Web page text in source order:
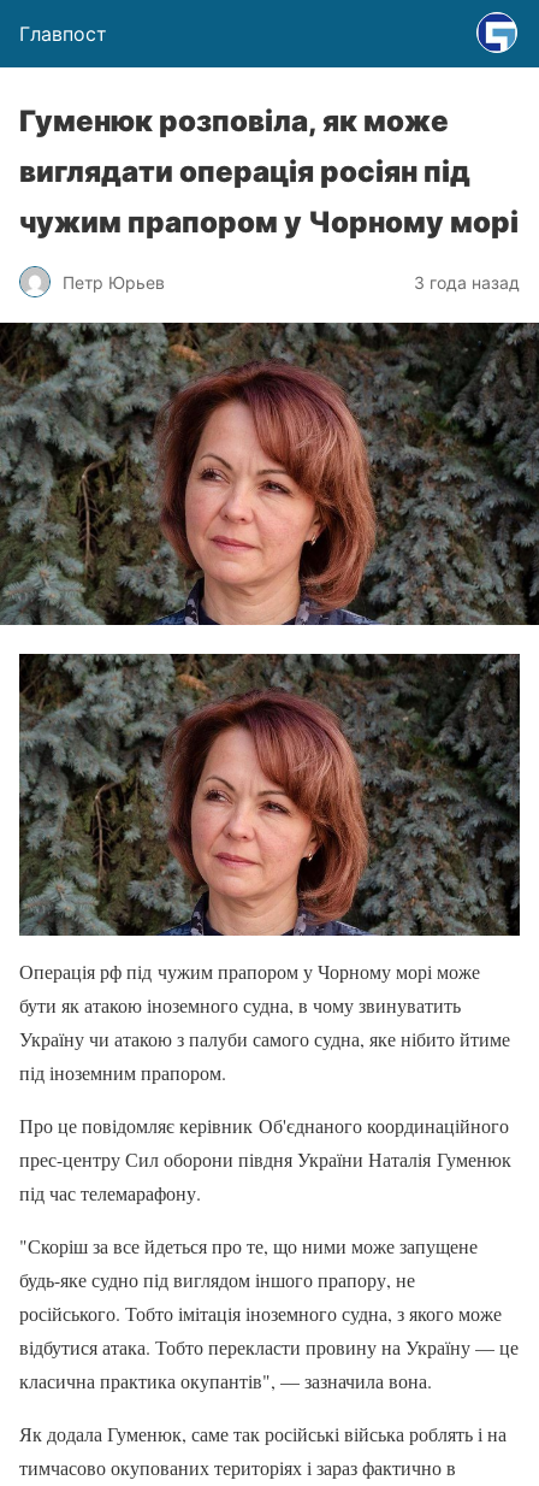
Главпост
Гуменюк розповіла, як може
виглядати операція росіян під
чужим прапором у Чорному морі
Петр Юрьев 3 года назад
Операція рф під чужим прапором у Чорному морі може
бути як атакою іноземного судна, в чому звинуватить
Україну чи атакою з палуби самого судна, яке нібито йтиме
під іноземним прапором.
Про це повідомляє керівник Об'єднаного координаційного
прес-центру Сил оборони півдня України Наталія Гуменюк
під час телемарафону.
"Скоріш за все йдеться про те, що ними може запущене
будь-яке судно під виглядом іншого прапору, не
російського. Тобто імітація іноземного судна, з якого може
відбутися атака. Тобто перекласти провину на Україну — це
класична практика окупантів", — зазначила вона.
Як додала Гуменюк, саме так російські війська роблять і на
тимчасово окупованих територіях і зараз фактично в